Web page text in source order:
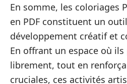
En somme, les coloriages
en PDF constituent un
développement créatif et
En offrant un espace où ils
librement, tout en
cruciales, ces activités